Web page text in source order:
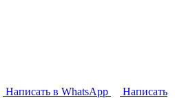
Написать в WhatsApp
Написать